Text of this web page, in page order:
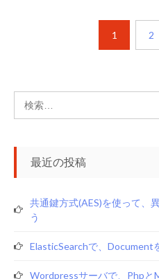
ペ
ー
り
1 2
索:
最近の投稿
共通鍵方式(AES)を使って、
う
ElasticSearchで、document
Wordpressサーバで、phpと